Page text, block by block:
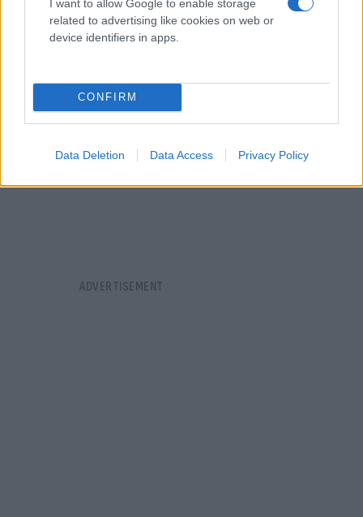
I want to allow Google to enable storage
related to advertising like cookies on web or
device identifiers in apps.
CONFIRM
Data Deletion Data Access Privacy Policy
διπλωματικές αποστολές στο εξωτερικό.